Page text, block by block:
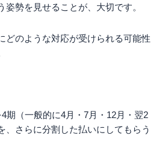
勢を見せることが、大切です。
どのような対応が受けられる可能性
期（一般的に4月・7月・12月・翌2
、さらに分割した払いにしてもらう